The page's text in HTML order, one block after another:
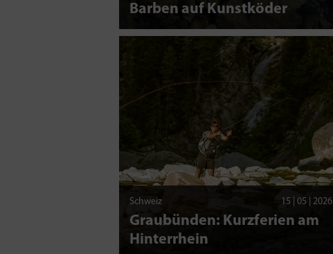
Barben auf Kunstköder
Schweiz 15 | 05 | 2026
Graubünden: Kurzferien am
Hinterrhein